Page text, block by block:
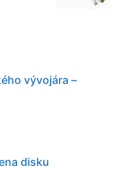
vývojára –
disku